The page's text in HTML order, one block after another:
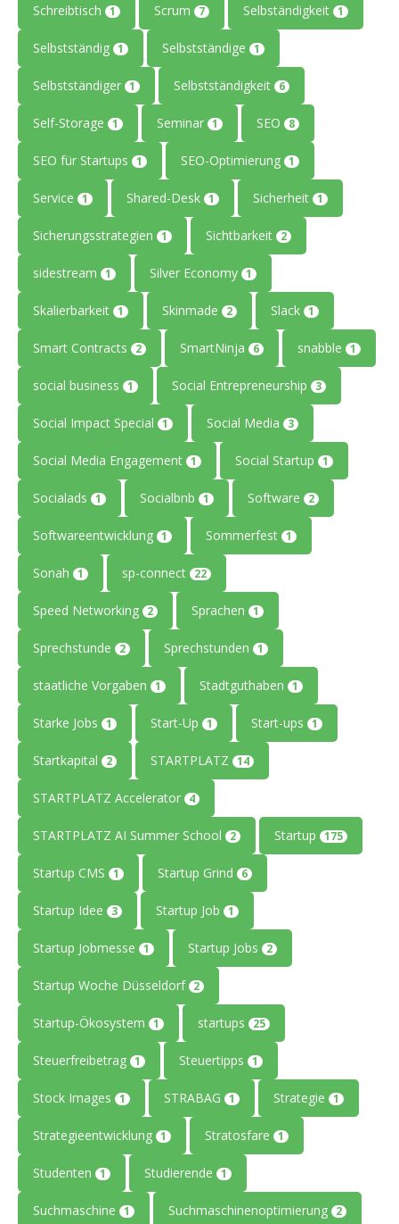
Schreibtisch 1 Scrum 7 Selbständigkeit 1
Selbstständig 1 Selbstständige 1
Selbstständiger 1 Selbstständigkeit 6
Self-Storage 1 Seminar 1 SEO 8
SEO für Startups 1 SEO-Optimierung 1
Service 1 Shared-Desk 1 Sicherheit 1
Sicherungsstrategien 1 Sichtbarkeit 2
sidestream 1 Silver Economy 1
Skalierbarkeit 1 Skinmade 2 Slack 1
Smart Contracts 2 SmartNinja 6 snabble 1
social business 1 Social Entrepreneurship 3
Social Impact Special 1 Social Media 3
Social Media Engagement 1 Social Startup 1
Socialads 1 Socialbnb 1 Software 2
Softwareentwicklung 1 Sommerfest 1
Sonah 1 sp-connect 22
Speed Networking 2 Sprachen 1
Sprechstunde 2 Sprechstunden 1
staatliche Vorgaben 1 Stadtguthaben 1
Starke Jobs 1 Start-Up 1 Start-ups 1
Startkapital 2 STARTPLATZ 14
STARTPLATZ Accelerator 4
STARTPLATZ AI Summer School 2 Startup 175
Startup CMS 1 Startup Grind 6
Startup Idee 3 Startup Job 1
Startup Jobmesse 1 Startup Jobs 2
Startup Woche Düsseldorf 2
Startup-Ökosystem 1 startups 25
Steuerfreibetrag 1 Steuertipps 1
Stock Images 1 STRABAG 1 Strategie 1
Strategieentwicklung 1 Stratosfare 1
Studenten 1 Studierende 1
Suchmaschine 1 Suchmaschinenoptimierung 2